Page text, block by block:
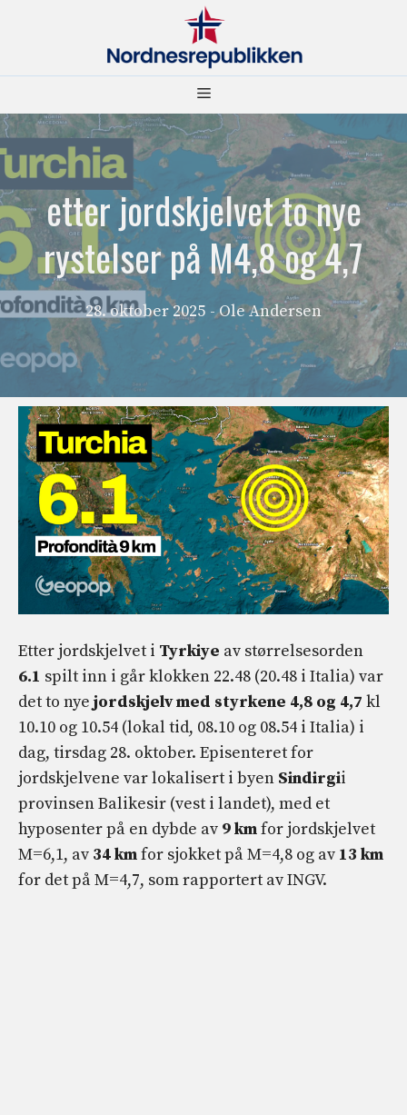
Meny
etter jordskjelvet to nye
rystelser på M4,8 og 4,7
28. oktober 2025 - Ole Andersen
Etter jordskjelvet i Tyrkiye av størrelsesorden
6.1 spilt inn i går klokken 22.48 (20.48 i Italia) var
det to nye jordskjelv med styrkene 4,8 og 4,7 kl
10.10 og 10.54 (lokal tid, 08.10 og 08.54 i Italia) i
dag, tirsdag 28. oktober. Episenteret for
jordskjelvene var lokalisert i byen Sindirgii
provinsen Balikesir (vest i landet), med et
hyposenter på en dybde av 9 kmfor jordskjelvet
M=6,1, av 34 kmfor sjokket på M=4,8 og av 13 km
for det på M=4,7, som rapportert av INGV.